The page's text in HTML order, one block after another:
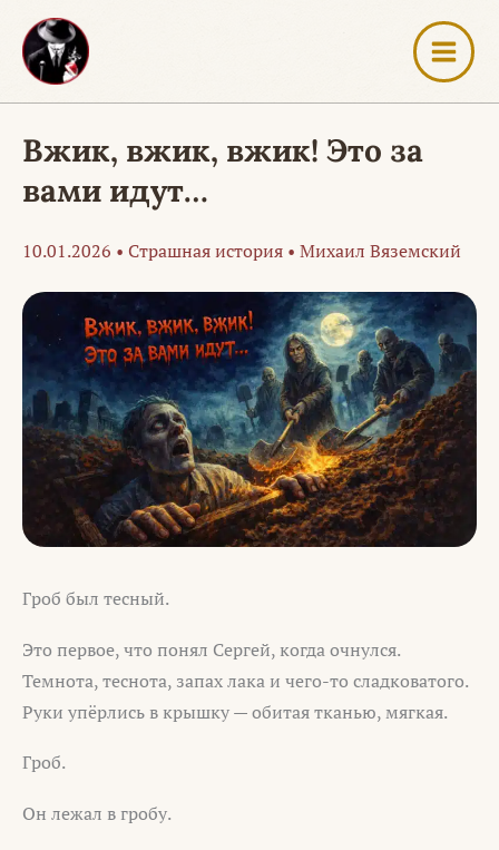
Перейти
содержимому
Вжик, вжик, вжик! Это за
вами идут…
10.01.2026 • Страшная история • Михаил Вяземский
Гроб был тесный.
Это первое, что понял Сергей, когда очнулся.
Темнота, теснота, запах лака и чего-то сладковатого.
Руки упёрлись в крышку — обитая тканью, мягкая.
Гроб.
Он лежал в гробу.